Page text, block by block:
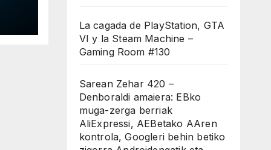
La cagada de PlayStation, GTA
VI y la Steam Machine –
Gaming Room #130
Sarean Zehar 420 –
Denboraldi amaiera: EBko
muga-zerga berriak
AliExpressi, AEBetako AAren
kontrola, Googleri behin betiko